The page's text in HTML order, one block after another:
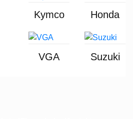
Kymco Honda
VGA Suzuki